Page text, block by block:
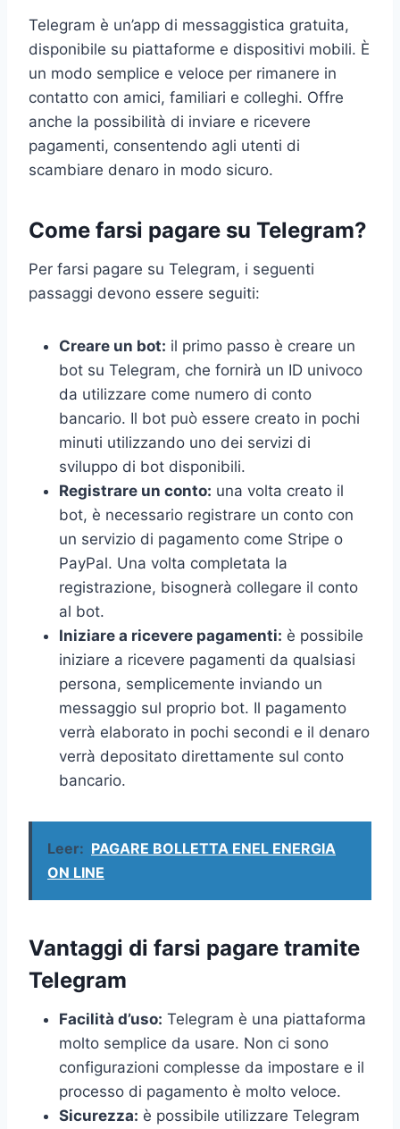
Telegram è un’app di messaggistica gratuita,
disponibile su piattaforme e dispositivi mobili. È
un modo semplice e veloce per rimanere in
contatto con amici, familiari e colleghi. Offre
anche la possibilità di inviare e ricevere
pagamenti, consentendo agli utenti di
scambiare denaro in modo sicuro.
Come farsi pagare su Telegram?
Per farsi pagare su Telegram, i seguenti
passaggi devono essere seguiti:
Creare un bot: il primo passo è creare un
bot su Telegram, che fornirà un ID univoco
da utilizzare come numero di conto
bancario. Il bot può essere creato in pochi
minuti utilizzando uno dei servizi di
sviluppo di bot disponibili.
Registrare un conto: una volta creato il
bot, è necessario registrare un conto con
un servizio di pagamento come Stripe o
PayPal. Una volta completata la
registrazione, bisognerà collegare il conto
al bot.
Iniziare a ricevere pagamenti: è possibile
iniziare a ricevere pagamenti da qualsiasi
persona, semplicemente inviando un
messaggio sul proprio bot. Il pagamento
verrà elaborato in pochi secondi e il denaro
verrà depositato direttamente sul conto
bancario.
Leer: PAGARE BOLLETTA ENEL ENERGIA
ON LINE
Vantaggi di farsi pagare tramite
Telegram
Facilità d’uso: Telegram è una piattaforma
molto semplice da usare. Non ci sono
configurazioni complesse da impostare e il
processo di pagamento è molto veloce.
Sicurezza: è possibile utilizzare Telegram